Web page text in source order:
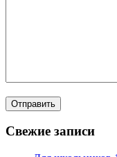
Свежие записи